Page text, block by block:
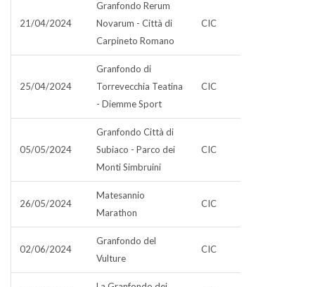
21/04/2024
Granfondo Rerum
Novarum - Città di
Carpineto Romano
CIC
25/04/2024
Granfondo di
Torrevecchia Teatina
- Diemme Sport
CIC
05/05/2024
Granfondo Città di
Subiaco - Parco dei
Monti Simbruini
CIC
26/05/2024
Matesannio
Marathon
CIC
02/06/2024
Granfondo del
Vulture
CIC